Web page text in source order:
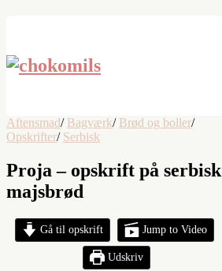
Aftensmad/ Bagværk/ Brød og boller/
Opskrifter/ Serbisk
Proja – opskrift på serbisk
majsbrød
Gå til opskrift Jump to Video
Udskriv